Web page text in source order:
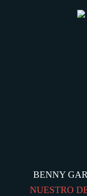
BENNY
NUESTRO